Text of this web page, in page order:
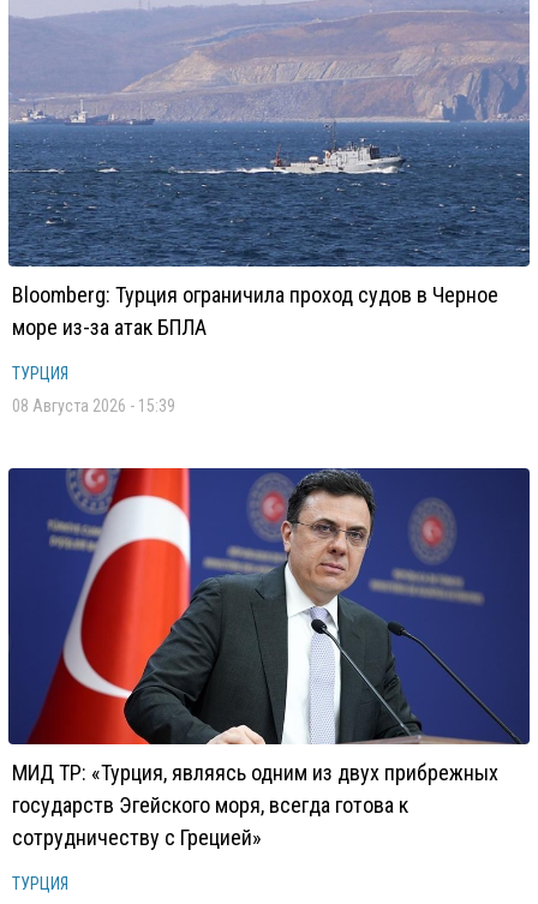
Bloomberg: Турция ограничила проход судов в Черное
море из-за атак БПЛА
ТУРЦИЯ
08 Августа 2026 - 15:39
МИД ТР: «Турция, являясь одним из двух прибрежных
государств Эгейского моря, всегда готова к
сотрудничеству с Грецией»
ТУРЦИЯ